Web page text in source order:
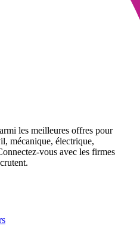
les meilleures offres pour
mécanique, électrique,
vous avec les firmes